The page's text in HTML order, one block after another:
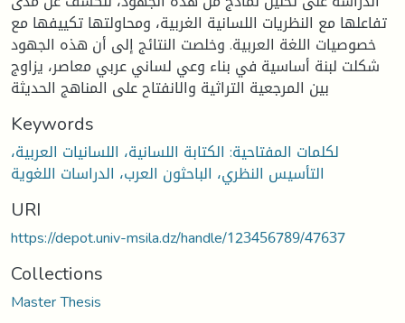
تفاعلها مع النظريات اللسانية الغربية، ومحاولتها تكييفها مع
خصوصيات اللغة العربية. وخلصت النتائج إلى أن هذه الجهود
شكلت لبنة أساسية في بناء وعي لساني عربي معاصر، يزاوج
بين المرجعية التراثية والانفتاح على المناهج الحديثة
Keywords
لكلمات المفتاحية: الكتابة اللسانية، اللسانيات العربية،
التأسيس النظري، الباحثون العرب، الدراسات اللغوية
URI
https://depot.univ-msila.dz/handle/123456789/47637
Collections
Master Thesis